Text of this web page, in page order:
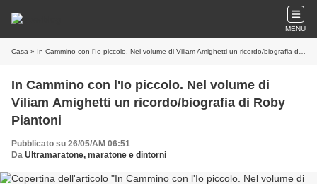
MENU
Casa » In Cammino con l'Io piccolo. Nel volume di Viliam Amighetti un ricordo/biografia di Roby Piantoni
In Cammino con l'Io piccolo. Nel volume di
Viliam Amighetti un ricordo/biografia di Roby
Piantoni
Pubblicato su 26/05/AM 06:51
Da Ultramaratone, maratone e dintorni